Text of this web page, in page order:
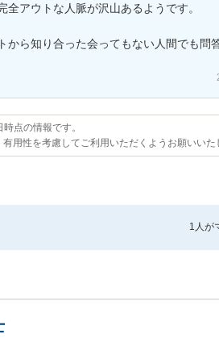
全アウトな人脈が沢山あるようです。
から知り合った会ってもない人間でも問
点の情報です。
用性を考慮してご利用いただくようお願いいた
1人が